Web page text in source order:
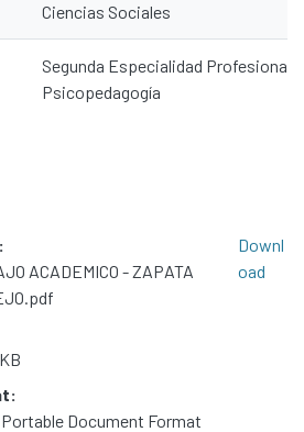
Ciencias Sociales
Segunda Especialidad Profesional
Psicopedagogía
ACADEMICO - ZAPATA
Document Format
Downl
oad